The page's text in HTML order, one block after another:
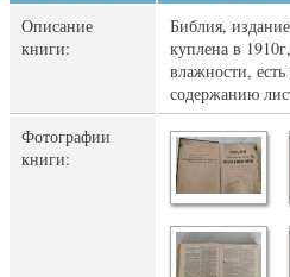
Описание
книги:
Библия,
куплена в
влажности,
содержанию
Фотографии
книги: